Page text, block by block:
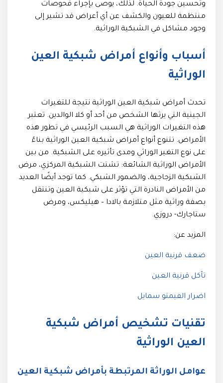
وتحسين جودة الحياة. لذلك، يوصى بإجراء فحوصات
منتظمة للعيون والكشف عن أي أعراض قد تشير إلى
وجود مشاكل في الشبكية الوراثية.
أسباب وأنواع أمراض شبكية العين
الوراثية
تحدث أمراض شبكية العين الوراثية نتيجة للتغيرات
الجينية التي يرثها الشخص من أحد أو كلا الوالدين. تعتبر
هذه التغيرات الوراثية هي السبب الرئيسي في تطور هذه
الأمراض. تتنوع أنواع أمراض شبكية العين الوراثية بناءً
على نوع التغير الوراثي ومدى تأثيره على الشبكية. من بين
الأمراض الوراثية الشائعة: تشتت الشبكية المركزي، مرض
الشبكية الزجاجية، والضمور الشبكي. كما توجد أيضًا العديد
من الأمراض النادرة التي تؤثر على شبكية العين وتنتقل
بصفة وراثية مثل متلازمة بالادا – هيليكس، ومرض
ستاجارك- دروزي.
المزيد عن:
ضعف قرنية العين
تآكل قرنية العين
اضرار الفيمتو سمايل
تقنيات تشخيص أمراض شبكية
العين الوراثية
عوامل الوراثة المرتبطة بأمراض شبكية العين